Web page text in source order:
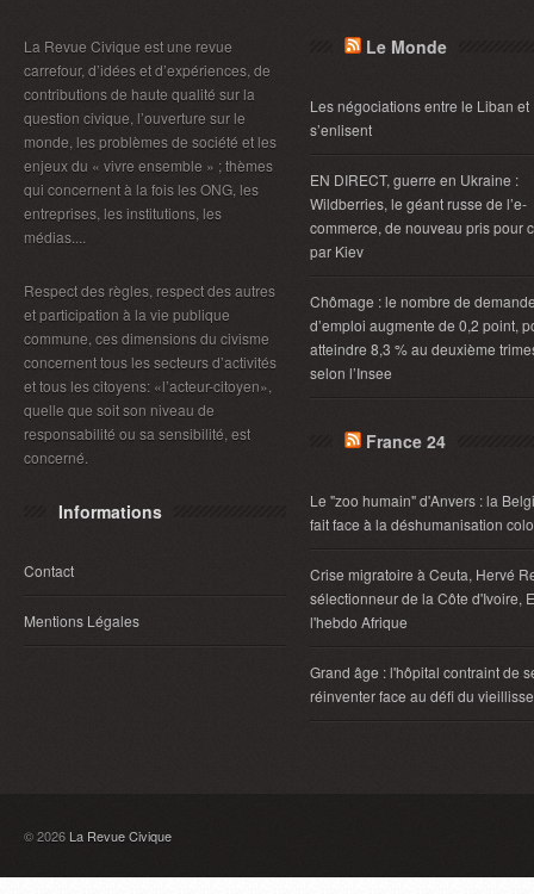
La Revue Civique est une revue
carrefour, d’idées et d’expériences, de
contributions de haute qualité sur la
question civique, l’ouverture sur le
monde, les problèmes de société et les
enjeux du « vivre ensemble » ; thèmes
qui concernent à la fois les ONG, les
entreprises, les institutions, les
médias....
Respect des règles, respect des autres
et participation à la vie publique
commune, ces dimensions du civisme
concernent tous les secteurs d’activités
et tous les citoyens: «l’acteur-citoyen»,
quelle que soit son niveau de
responsabilité ou sa sensibilité, est
concerné.
Informations
Contact
Mentions Légales
Le Monde
Les négociations entre le Liban et
s’enlisent
EN DIRECT, guerre en Ukraine :
Wildberries, le géant russe de l’e-
commerce, de nouveau pris pour
par Kiev
Chômage : le nombre de
d’emploi augmente de 0,2 point,
atteindre 8,3 % au deuxième
selon l’Insee
France 24
Le "zoo humain" d'Anvers : la
fait face à la déshumanisation
Crise migratoire à Ceuta, Hervé
sélectionneur de la Côte d'Ivoire,
l'hebdo Afrique
Grand âge : l'hôpital contraint de
réinventer face au défi du
© 2026 La Revue Civique